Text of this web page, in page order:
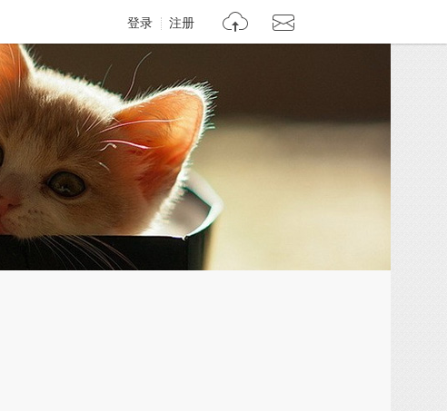
登录 注册